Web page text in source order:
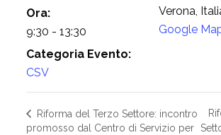
Ora:
9:30 - 13:30
Categoria Evento:
CSV
Verona,
Google
Riforma del Terzo Settore: incontro
promosso dal Centro di Servizio per